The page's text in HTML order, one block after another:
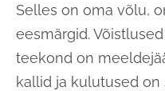
Selles on oma võlu,
eesmärgid.
teekond on
kallid ja kulutused on